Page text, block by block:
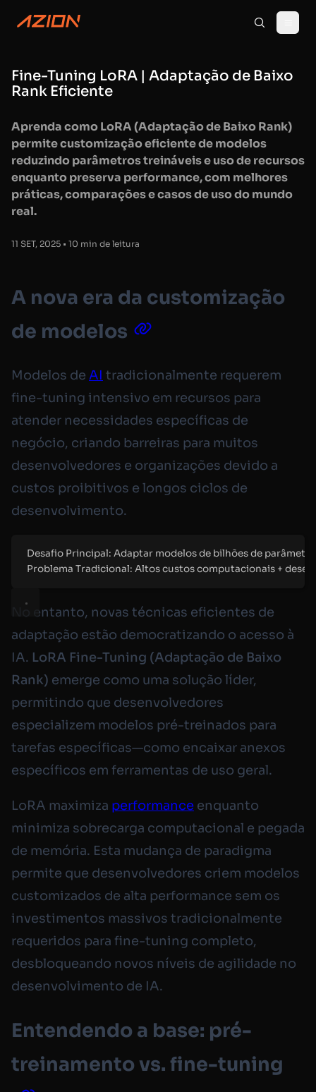
Fine-Tuning LoRA | Adaptação de Baixo
Rank Eficiente
Aprenda como LoRA (Adaptação de Baixo Rank)
permite customização eficiente de modelos
reduzindo parâmetros treináveis e uso de recursos
enquanto preserva performance, com melhores
práticas, comparações e casos de uso do mundo
real.
11 SET, 2025 • 10 min de leitura
A nova era da customização
de modelos
Modelos de AI tradicionalmente requerem
fine-tuning intensivo em recursos para
atender necessidades específicas de
negócio, criando barreiras para muitos
desenvolvedores e organizações devido a
custos proibitivos e longos ciclos de
desenvolvimento.
Desafio Principal: Adaptar modelos de bilhões de
Problema Tradicional: Altos custos computacionais +
No entanto, novas técnicas eficientes de
adaptação estão democratizando o acesso à
IA. LoRA Fine-Tuning (Adaptação de Baixo
Rank) emerge como uma solução líder,
permitindo que desenvolvedores
especializem modelos pré-treinados para
tarefas específicas—como encaixar anexos
específicos em ferramentas de uso geral.
LoRA maximiza performance enquanto
minimiza sobrecarga computacional e pegada
de memória. Esta mudança de paradigma
permite que desenvolvedores criem modelos
customizados de alta performance sem os
investimentos massivos tradicionalmente
requeridos para fine-tuning completo,
desbloqueando novos níveis de agilidade no
desenvolvimento de IA.
Entendendo a base: pré-
treinamento vs. fine-tuning